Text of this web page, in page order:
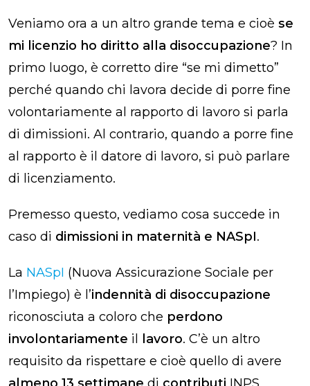
Veniamo ora a un altro grande tema e cioè se
mi licenzio ho diritto alla disoccupazione? In
primo luogo, è corretto dire “se mi dimetto”
perché quando chi lavora decide di porre fine
volontariamente al rapporto di lavoro si parla
di dimissioni. Al contrario, quando a porre fine
al rapporto è il datore di lavoro, si può parlare
di licenziamento.
Premesso questo, vediamo cosa succede in
caso di dimissioni in maternità e NASpI.
La NASpI (Nuova Assicurazione Sociale per
l’Impiego) è l’indennità di disoccupazione
riconosciuta a coloro che perdono
involontariamente il lavoro. C’è un altro
requisito da rispettare e cioè quello di avere